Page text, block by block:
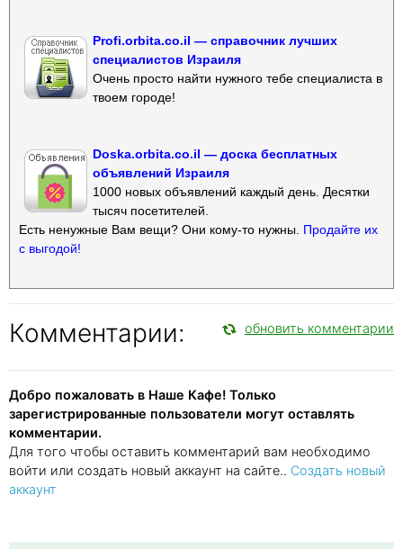
Profi.orbita.co.il — справочник лучших
специалистов Израиля
Очень просто найти нужного тебе специалиста в
твоем городе!
Doska.orbita.co.il — доска бесплатных
объявлений Израиля
1000 новых объявлений каждый день. Десятки
тысяч посетителей.
Есть ненужные Вам вещи? Они кому-то нужны. Продайте их
с выгодой!
Комментарии: обновить комментарии
Добро пожаловать в Наше Кафе! Только
зарегистрированные пользователи могут оставлять
комментарии.
Для того чтобы оставить комментарий вам необходимо
войти или создать новый аккаунт на сайте.. Создать новый
аккаунт